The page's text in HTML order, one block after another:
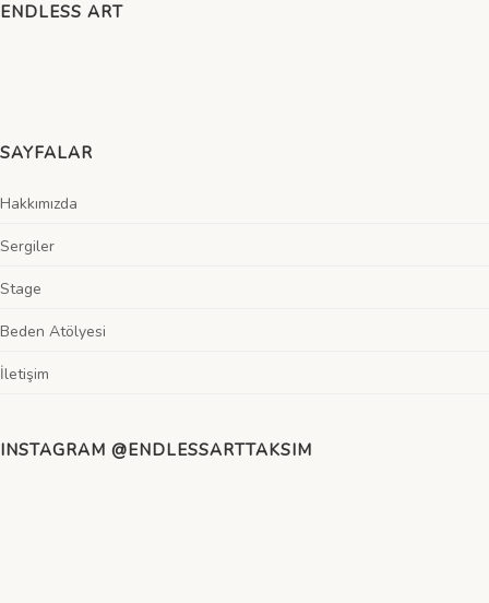
ENDLESS ART
SAYFALAR
Hakkımızda
Sergiler
Stage
Beden Atölyesi
İletişim
INSTAGRAM @ENDLESSARTTAKSIM